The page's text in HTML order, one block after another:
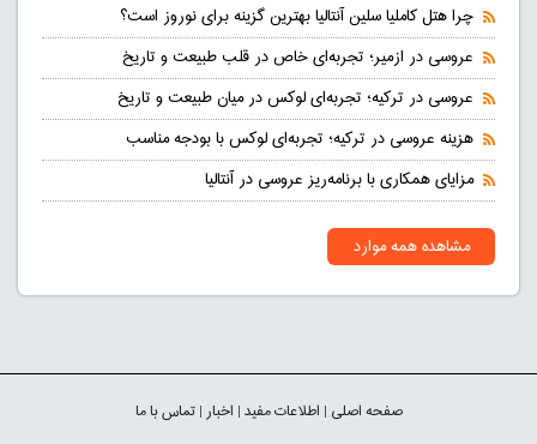
چرا هتل کاملیا سلین آنتالیا بهترین گزینه برای نوروز است؟
عروسی در ازمیر؛ تجربه‌ای خاص در قلب طبیعت و تاریخ
عروسی در ترکیه؛ تجربه‌ای لوکس در میان طبیعت و تاریخ
هزینه عروسی در ترکیه؛ تجربه‌ای لوکس با بودجه مناسب
مزایای همکاری با برنامه‌ریز عروسی در آنتالیا
مشاهده همه موارد
صفحه اصلی | اطلاعات مفید| اخبار|تماس با ما